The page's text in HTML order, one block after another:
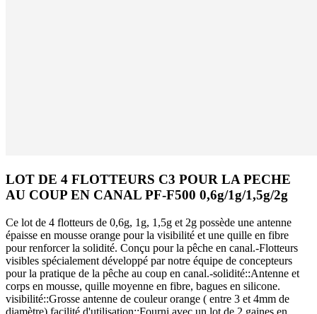
LOT DE 4 FLOTTEURS C3 POUR LA PECHE
AU COUP EN CANAL PF-F500 0,6g/1g/1,5g/2g
Ce lot de 4 flotteurs de 0,6g, 1g, 1,5g et 2g possède une antenne
épaisse en mousse orange pour la visibilité et une quille en fibre
pour renforcer la solidité. Conçu pour la pêche en canal.-Flotteurs
visibles spécialement développé par notre équipe de concepteurs
pour la pratique de la pêche au coup en canal.-solidité::Antenne et
corps en mousse, quille moyenne en fibre, bagues en silicone.
visibilité::Grosse antenne de couleur orange ( entre 3 et 4mm de
diamètre) facilité d'utilisation::Fourni avec un lot de 2 gaines en